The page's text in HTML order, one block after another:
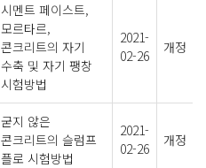
시멘트 페이스트,
모르타르,
콘크리트의 자기
수축 및 자기 팽창
시험방법
2021-
02-26
개정
굳지 않은
콘크리트의 슬럼프
플로 시험방법
2021-
02-26
개정